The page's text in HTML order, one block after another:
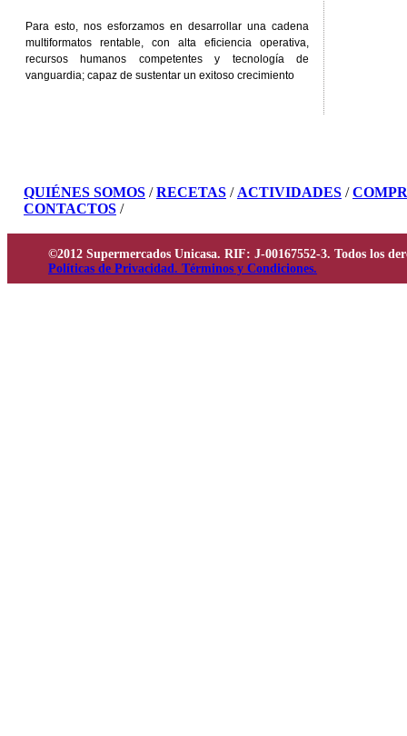
Para esto, nos esforzamos en desarrollar una cadena
multiformatos rentable, con alta eficiencia operativa,
recursos humanos competentes y tecnología de
vanguardia; capaz de sustentar un exitoso crecimiento
QUIÉNES SOMOS /RECETAS / ACTIVIDADES /
CONTACTOS /
©2012 Supermercados Unicasa. RIF: J-00167552-3. Todos los
Políticas de Privacidad. Términos y Condiciones.